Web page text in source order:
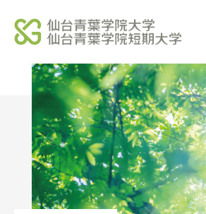
オープンキャ
ンパス
アク
学校法人北杜学園
Topics